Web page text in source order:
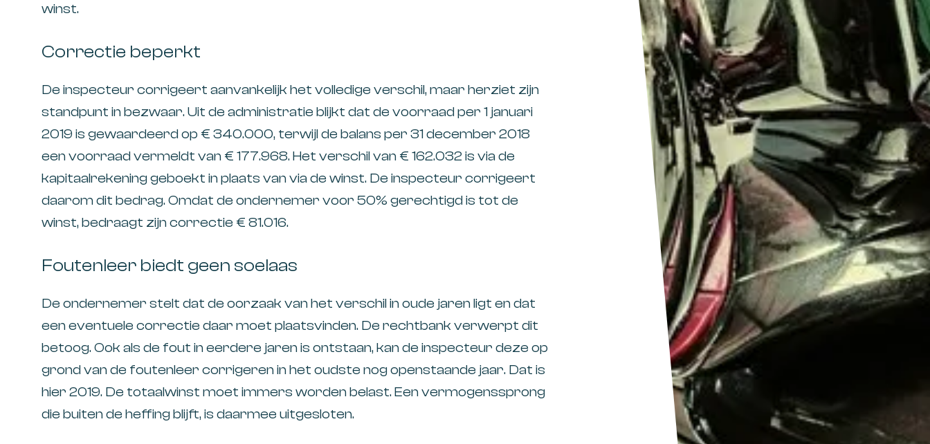
winst.
Correctie beperkt
De inspecteur corrigeert aanvankelijk het volledige verschil, maar herziet zijn
standpunt in bezwaar. Uit de administratie blijkt dat de voorraad per 1 januari
2019 is gewaardeerd op € 340.000, terwijl de balans per 31 december 2018
een voorraad vermeldt van € 177.968. Het verschil van € 162.032 is via de
kapitaalrekening geboekt in plaats van via de winst. De inspecteur corrigeert
daarom dit bedrag. Omdat de ondernemer voor 50% gerechtigd is tot de
winst, bedraagt zijn correctie € 81.016.
Foutenleer biedt geen soelaas
De ondernemer stelt dat de oorzaak van het verschil in oude jaren ligt en dat
een eventuele correctie daar moet plaatsvinden. De rechtbank verwerpt dit
betoog. Ook als de fout in eerdere jaren is ontstaan, kan de inspecteur deze op
grond van de foutenleer corrigeren in het oudste nog openstaande jaar. Dat is
hier 2019. De totaalwinst moet immers worden belast. Een vermogenssprong
die buiten de heffing blijft, is daarmee uitgesloten.